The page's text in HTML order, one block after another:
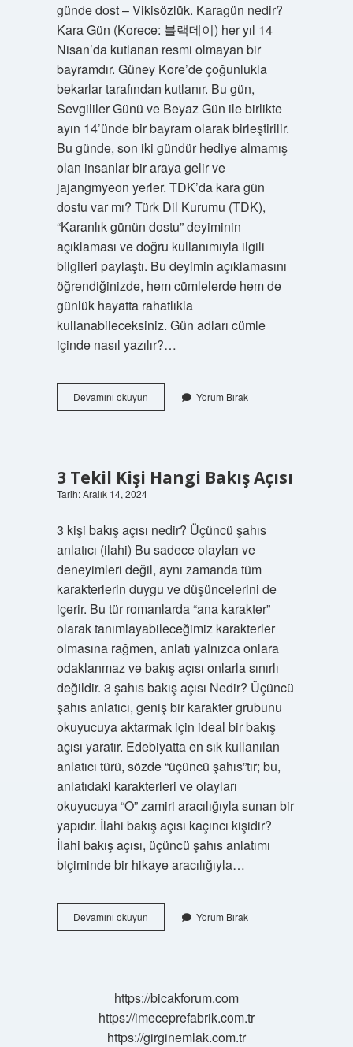
günde dost – Vikisözlük. Karagün nedir?
Kara Gün (Korece: 블랙데이) her yıl 14
Nisan’da kutlanan resmi olmayan bir
bayramdır. Güney Kore’de çoğunlukla
bekarlar tarafından kutlanır. Bu gün,
Sevgililer Günü ve Beyaz Gün ile birlikte
ayın 14’ünde bir bayram olarak birleştirilir.
Bu günde, son iki gündür hediye almamış
olan insanlar bir araya gelir ve
jajangmyeon yerler. TDK’da kara gün
dostu var mı? Türk Dil Kurumu (TDK),
“Karanlık günün dostu” deyiminin
açıklaması ve doğru kullanımıyla ilgili
bilgileri paylaştı. Bu deyimin açıklamasını
öğrendiğinizde, hem cümlelerde hem de
günlük hayatta rahatlıkla
kullanabileceksiniz. Gün adları cümle
içinde nasıl yazılır?…
Devamını okuyunKara
Gün
Yorum Bırak
3 Tekil Kişi Hangi Bakış Açısı
Tarih: Aralık 14, 2024
3 kişi bakış açısı nedir? Üçüncü şahıs
anlatıcı (ilahi) Bu sadece olayları ve
deneyimleri değil, aynı zamanda tüm
karakterlerin duygu ve düşüncelerini de
içerir. Bu tür romanlarda “ana karakter”
olarak tanımlayabileceğimiz karakterler
olmasına rağmen, anlatı yalnızca onlara
odaklanmaz ve bakış açısı onlarla sınırlı
değildir. 3 şahıs bakış açısı Nedir? Üçüncü
şahıs anlatıcı, geniş bir karakter grubunu
okuyucuya aktarmak için ideal bir bakış
açısı yaratır. Edebiyatta en sık kullanılan
anlatıcı türü, sözde “üçüncü şahıs”tır; bu,
anlatıdaki karakterleri ve olayları
okuyucuya “O” zamiri aracılığıyla sunan bir
yapıdır. İlahi bakış açısı kaçıncı kişidir?
İlahi bakış açısı, üçüncü şahıs anlatımı
biçiminde bir hikaye aracılığıyla…
Devamını okuyun3
Tekil
Yorum Bırak
https://bicakforum.com
https://imeceprefabrik.com.tr
https://girginemlak.com.tr